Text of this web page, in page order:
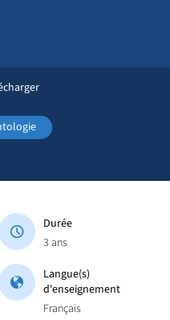
Durée
3 ans
Langue(s)
d'enseignement
Français